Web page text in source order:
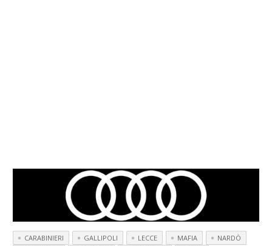
CARABINIERI GALLIPOLI LECCE MAFIA
NARDÒ